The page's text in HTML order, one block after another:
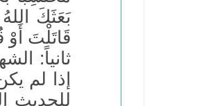
بَعَثَكَ
قَاتَلْتَ أَوْ
ثانياً:
إذا لم
للحديث